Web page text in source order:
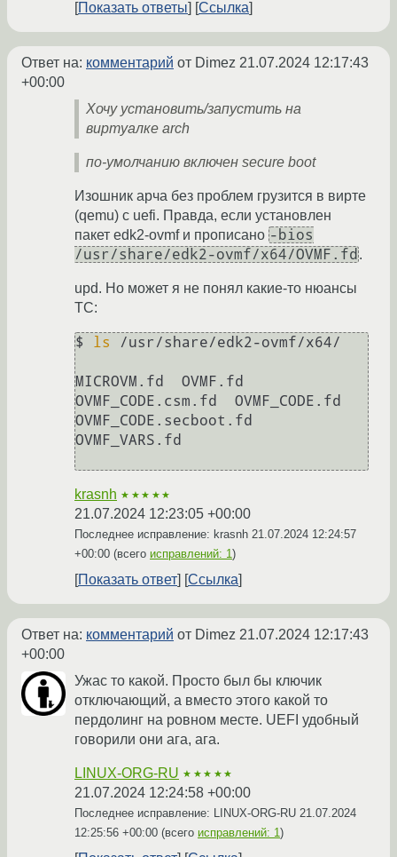
Показать ответы Ссылка
Ответ на: комментарий от Dimez 21.07.2024 12:17:43
+00:00
Хочу установить/запустить на
виртуалке arch
по-умолчанию включен secure boot
Изошник арча без проблем грузится в вирте
(qemu) с uefi. Правда, если установлен
пакет edk2-ovmf и прописано -bios
/usr/share/edk2-ovmf/x64/OVMF.fd .
upd. Но может я не понял какие-то нюансы
ТС:
$ ls /usr/share/edk2-ovmf/x64/
MICROVM.fd  OVMF.fd
OVMF_CODE.csm.fd  OVMF_CODE.fd
OVMF_CODE.secboot.fd
OVMF_VARS.fd
krasnh ★★★★★
21.07.2024 12:23:05 +00:00
Последнее исправление: krasnh 21.07.2024 12:24:57
+00:00 (всего исправлений: 1)
Показать ответ Ссылка
Ответ на: комментарий от Dimez 21.07.2024 12:17:43
+00:00
Ужас то какой. Просто был бы ключик
отключающий, а вместо этого какой то
пердолинг на ровном месте. UEFI удобный
говорили они ага, ага.
LINUX-ORG-RU ★★★★★
21.07.2024 12:24:58 +00:00
Последнее исправление: LINUX-ORG-RU 21.07.2024
12:25:56 +00:00 (всего исправлений: 1)